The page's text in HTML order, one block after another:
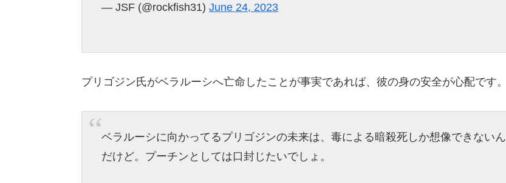
— JSF (@rockfish31)June 24, 2023
プリゴジン氏がベラルーシへ亡命したことが事実であれば、彼の身の安全が心配です。
ベラルーシに向かってるプリゴジンの未来は、毒による暗殺死しか想像できないん
だけど。プーチンとしては口封じたいでしょ。